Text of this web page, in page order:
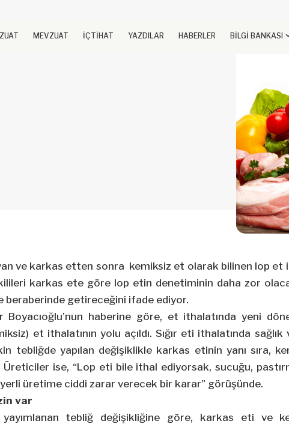
MEVZUAT İÇTİHAT YAZDILAR HABERLER BİLGİ BANKASI
ve karkas etten sonra kemiksiz et olarak bilinen lop et
karkas ete göre lop etin denetiminin daha zor
beraberinde getireceğini ifade ediyor.
Boyacıoğlu’nun haberine göre, et ithalatında yeni
et ithalatının yolu açıldı. Sığır eti ithalatında
tebliğde yapılan değişiklikle karkas etinin yanı sıra,
Üreticiler ise, “Lop eti bile ithal ediyorsak, sucuğu,
üretime ciddi zarar verecek bir karar” görüşünde.
var
yayımlanan tebliğ değişikliğine göre, karkas eti ve